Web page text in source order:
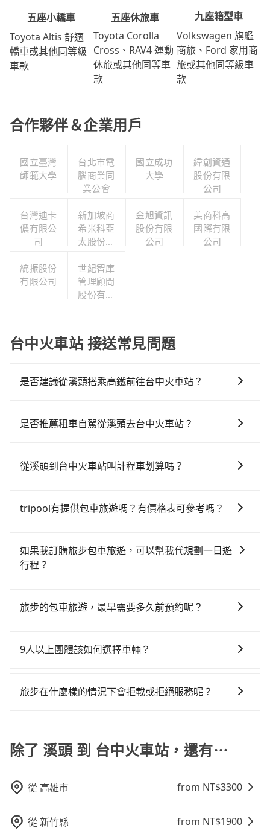
五座小轎車
Toyota Altis 舒適
轎車或其他同等級
車款
五座休旅車
Toyota Corolla
Cross、RAV4 運動
休旅或其他同等車
款
九座箱型車
Volkswagen 旗艦
商旅、Ford 家用商
旅或其他同等級車
款
合作夥伴＆企業用戶
國立臺灣
師範大學
台北市電
腦商業同
業公會
國立成功
大學
緯創資通
股份有限
公司
台灣迪卡
儂有限公
司
新加坡商
希米科亞
太股份有
灣分公司
金旭資訊
股份有限
公司
美商科高
國際有限
公司
統振股份
有限公司
世紀智庫
管理顧問
股份有限
台中火車站 接送常見問題
是否建議從溪頭搭乘高鐵前往台中火車站？
費時、轉車麻煩，且難叫計程車前往高鐵站！彰化-台中
案。假設從溪頭 (南投縣鹿谷鄉) 前往最靠近的彰化高鐵
15分鐘，再乘坐9~10分鐘（平均10分）的高鐵從彰化站
費400元後，抵達台中火車站 (台中市東區) 的目的地。
全程加上轉車時間共2小時2分鐘，假設3位同行，高鐵加
換句話說，臨時要叫小黃的難度是雙北大城市的500倍，
乘客是外地人便漫天喊價或恣意繞路。但如果全程使用
至少額外負擔30元車資，而且更會額外浪費53分鐘在轉
節省50%的交通費用。
是否推薦租車自駕從溪頭去台中火車站？
時不需要閉目養神（因為要自己開車），最重要的是你
$115~205承租小轎車，每公里再額外加收$3.2，從溪頭
回），雖已將eTag和可能的每小時40元路邊停車費用預
估進去，但額外的汽車保險與可能的罰單都需自付。再
數超過四位，更是沒有較大的七人座或九人座可供選
修理，每一次租車都好像在開樂透一樣。另外，偶爾也
車或者要載其他乘客的人來說就有不小的風險。最後，
從溪頭到台中火車站叫計程車划算嗎？
灣大車隊和Yoxi。依照里程跳錶計算，價格約為
投縣僅有合法計程車約340輛，計程車密度為雙北的
0.2%，也就是說要臨時叫到小黃的難度是台北或新北的
場被坑受騙。雖然溪頭到台中火車站的跳表小黃可能較
$900。
tripool有提供包車旅遊嗎？有價格表可參考嗎？
遊，從單純的單趟接送到算時間的計時包車都有，可彈
性選擇2~12小時的服務，滿足家族出遊、朋友聚會、婚
能跟其他車隊相差無幾，但是如果只需要短時數或者單
人以上巴士，請來信洽詢。
如果我訂購旅步包車旅遊，可以幫我代規劃一日遊
行程？
時還沒有規劃行程的服務。
旅步的包車旅遊，最早需要多久前預約呢？
提供早鳥優惠，您越早預訂就能享有更優惠的價格。所
9人以上團體該如何選擇車輛？
9人以上之廂型車，其實屬違法。在現行法律下，營業小
行照不符，連司機的駕照都會不符。在路上被警察盤查
請下車終止行程事小，如果發生意外，保險公司可不予
給賭上。通常人數沒有超過10位，建議預約一台九人座
台中巴比較方便。但也有例外，比方說有些山區或路段
旅步在什麼樣的情況下會拒載或拒絕服務呢？
訂購時填寫的數量。請務必確實填寫當日實際攜帶的行
李及乘坐的總人數，包含成人及兒童／嬰幼兒。 2) 孩童
童的安全，依道路交通安全規則規定，四歲以下的孩童
避免影響行車安全，請您務將寵物置入提籠或提袋內。
除了 溪頭 到 台中火車站，還有⋯
從 高雄市 from NT$3300
從新竹縣 from NT$1900